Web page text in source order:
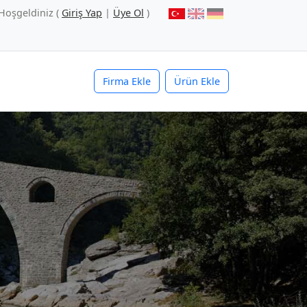
( Giriş Yap | Üye Ol )
Firma Ekle Ürün Ekle